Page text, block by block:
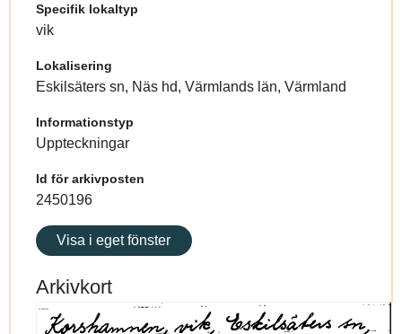
Specifik lokaltyp
vik
Lokalisering
Eskilsäters sn, Näs hd, Värmlands län, Värmland
Informationstyp
Uppteckningar
Id för arkivposten
2450196
Visa i eget fönster
Arkivkort